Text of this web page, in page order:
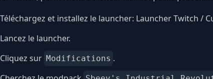
Téléchargez et installez le launcher: Launcher Twitch /
Lancez le launcher.
Cliquez sur Modifications .